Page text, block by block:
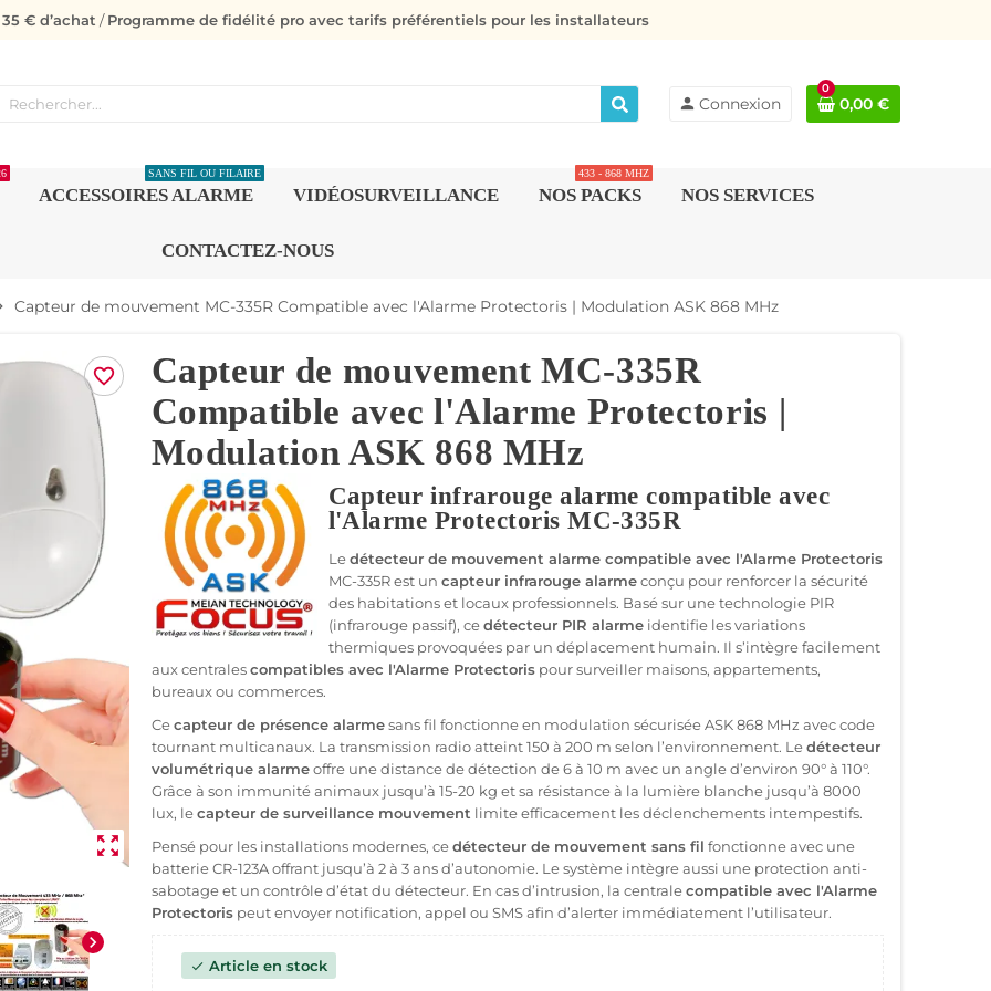
€ d’achat /Programme de fidélité pro avec tarifs préférentiels pour les installateurs
person Connexion
0
0,00 €
ACCESSOIRES ALARME
SANS FIL OU FILAIRE
VIDÉOSURVEILLANCE NOS PACKS
433 - 868 MHZ
NOS SERVICES
CONTACTEZ-NOUS
Capteur de mouvement MC-335R Compatible avec l'Alarme Protectoris | Modulation ASK 868 MHz
favorite_border
zoom_out_map
chevron_right
Capteur de mouvement MC-335R
Compatible avec l'Alarme Protectoris |
Modulation ASK 868 MHz
Capteur infrarouge alarme compatible avec
l'Alarme Protectoris MC-335R
Ledétecteur de mouvement alarme compatible avec l'Alarme Protectoris
MC-335R est un capteur infrarouge alarmeconçu pour renforcer la sécurité
des habitations et locaux professionnels. Basé sur une technologie PIR
(infrarouge passif), cedétecteur PIR alarmeidentifie les variations
thermiques provoquées par un déplacement humain. Il s’intègre facilement
aux centralescompatibles avec l'Alarme Protectorispour surveiller maisons, appartements,
bureaux ou commerces.
Cecapteur de présence alarmesans fil fonctionne en modulation sécurisée ASK 868 MHz avec code
tournant multicanaux. La transmission radio atteint 150 à 200 m selon l’environnement. Ledétecteur
volumétrique alarmeoffre une distance de détection de 6 à 10 m avec un angle d’environ 90° à 110°.
Grâce à son immunité animaux jusqu’à 15-20 kg et sa résistance à la lumière blanche jusqu’à 8000
lux, lecapteur de surveillance mouvement limite efficacement les déclenchements intempestifs.
Pensé pour les installations modernes, cedétecteur de mouvement sans fil fonctionne avec une
batterie CR-123A offrant jusqu’à 2 à 3 ans d’autonomie. Le système intègre aussi une protection anti-
sabotage et un contrôle d’état du détecteur. En cas d’intrusion, la centralecompatible avec l'Alarme
Protectorispeut envoyer notification, appel ou SMS afin d’alerter immédiatement l’utilisateur.
check Article en stock